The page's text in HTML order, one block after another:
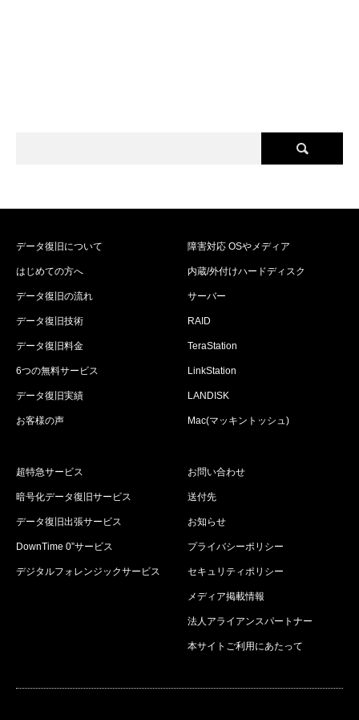
データ復旧について
はじめての方へ
データ復旧の流れ
データ復旧技術
データ復旧料金
6つの無料サービス
データ復旧実績
お客様の声
障害対応 OSやメディア
内蔵/外付けハードディスク
サーバー
RAID
TeraStation
LinkStation
LANDISK
Mac(マッキントッシュ)
超特急サービス
暗号化データ復旧サービス
データ復旧出張サービス
DownTime 0”サービス
デジタルフォレンジックサービス
お問い合わせ
送付先
お知らせ
プライバシーポリシー
セキュリティポリシー
メディア掲載情報
法人アライアンスパートナー
本サイトご利用にあたって